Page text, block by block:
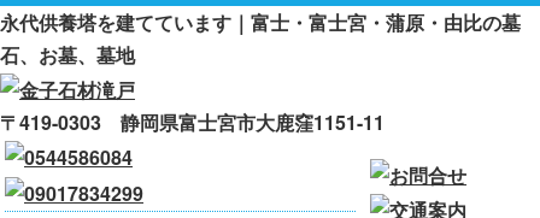
永代供養塔を建てています｜富士・富士宮・蒲原・由比の墓
石、お墓、墓地
〒419-0303 静岡県富士宮市大鹿窪1151-11